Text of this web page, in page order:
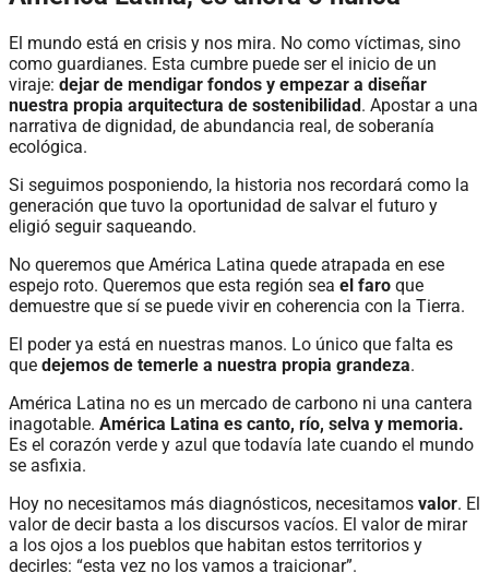
El mundo está en crisis y nos mira. No como víctimas, sino
como guardianes. Esta cumbre puede ser el inicio de un
viraje: dejar de mendigar fondos y empezar a diseñar
nuestra propia arquitectura de sostenibilidad . Apostar a una
narrativa de dignidad, de abundancia real, de soberanía
ecológica.
Si seguimos posponiendo, la historia nos recordará como la
generación que tuvo la oportunidad de salvar el futuro y
eligió seguir saqueando.
No queremos que América Latina quede atrapada en ese
espejo roto. Queremos que esta región sea el faro que
demuestre que sí se puede vivir en coherencia con la Tierra.
El poder ya está en nuestras manos. Lo único que falta es
que dejemos de temerle a nuestra propia grandeza.
América Latina no es un mercado de carbono ni una cantera
inagotable. América Latina es canto, río, selva y memoria.
Es el corazón verde y azul que todavía late cuando el mundo
se asfixia.
Hoy no necesitamos más diagnósticos, necesitamos valor. El
valor de decir basta a los discursos vacíos. El valor de mirar
a los ojos a los pueblos que habitan estos territorios y
decirles: “esta vez no los vamos a traicionar”.